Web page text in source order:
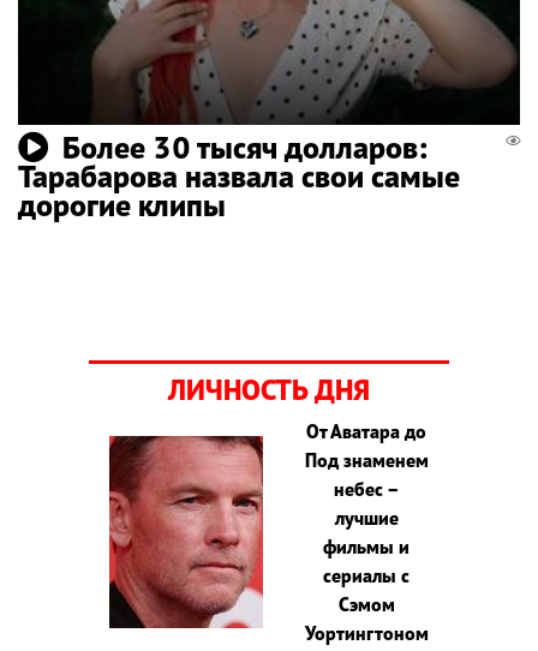
Более 30 тысяч долларов:
Тарабарова назвала свои самые
дорогие клипы
ЛИЧНОСТЬ ДНЯ
От Аватара до
Под знаменем
небес –
лучшие
фильмы и
сериалы с
Сэмом
Уортингтоном